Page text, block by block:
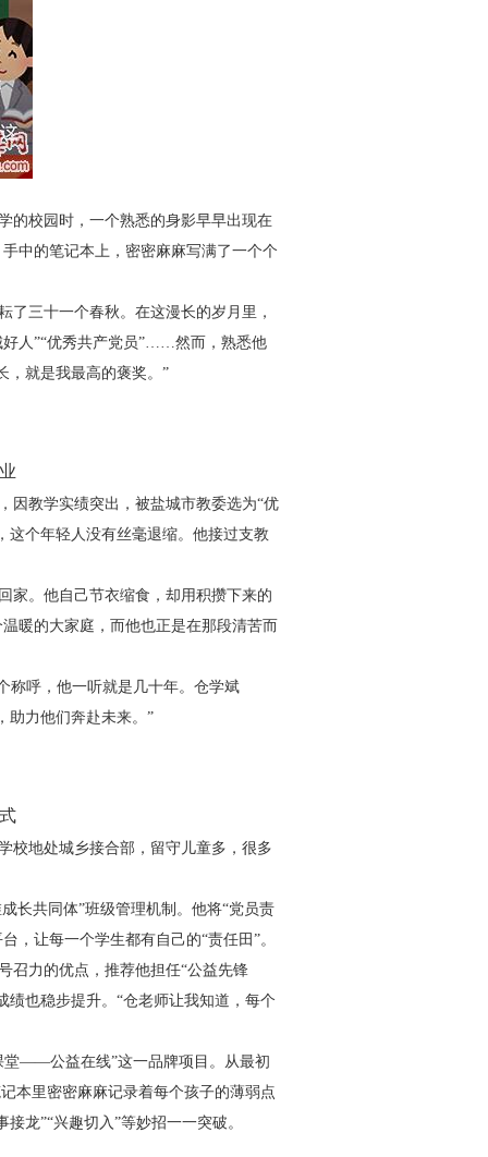
的校园时，一个熟悉的身影早早出现在
中的笔记本上，密密麻麻写满了一个个
了三十一个春秋。在这漫长的岁月里，
人”“优秀共产党员”……然而，熟悉他
，就是我最高的褒奖。”
因教学实绩突出，被盐城市教委选为“优
这个年轻人没有丝毫退缩。他接过支教
家。他自己节衣缩食，却用积攒下来的
暖的大家庭，而他也正是在那段清苦而
称呼，他一听就是几十年。仓学斌
助力他们奔赴未来。”
校地处城乡接合部，留守儿童多，很多
长共同体”班级管理机制。他将“党员责
，让每一个学生都有自己的“责任田”。
召力的优点，推荐他担任“公益先锋
也稳步提升。“仓老师让我知道，每个
堂——公益在线”这一品牌项目。从最初
本里密密麻麻记录着每个孩子的薄弱点
龙”“兴趣切入”等妙招一一突破。